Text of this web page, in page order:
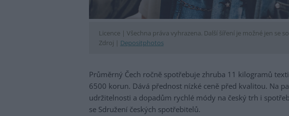
Licence | Všechna práva vyhrazena. Další šíření je možné jen se
Zdroj | Depositphotos
Průměrný Čech ročně spotřebuje zhruba 11 kilogramů
6500 korun. Dává přednost nízké ceně před kvalitou. Na
udržitelnosti a dopadům rychlé módy na český trh i
se Sdružení českých spotřebitelů.